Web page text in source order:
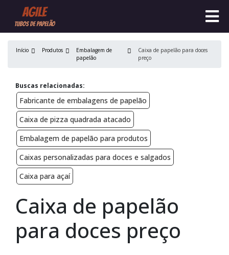
Início Produtos
Embalagem de
papelão
Caixa de papelão para doces
preço
Buscas relacionadas:
Fabricante de embalagens de papelão
Caixa de pizza quadrada atacado
Embalagem de papelão para produtos
Caixas personalizadas para doces e salgados
Caixa para açaí
Caixa de papelão
para doces preço